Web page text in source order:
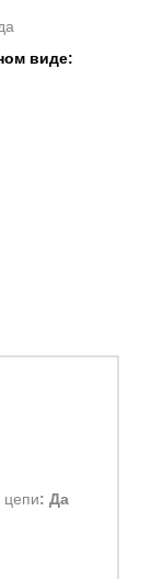
виде:
цепи: Да